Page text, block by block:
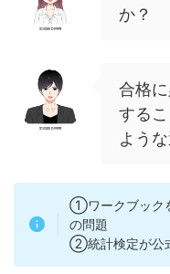
か？
合格
する
よう
①ワークブック
の問題
②統計検定が公